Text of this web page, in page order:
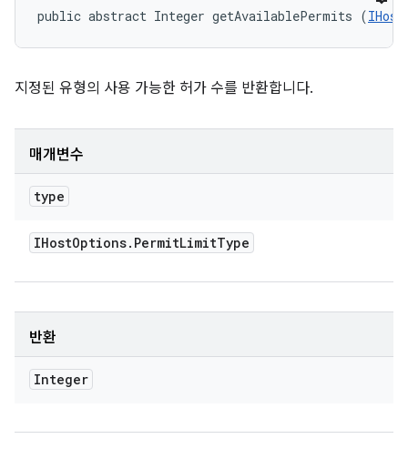
public abstract Integer getAvailablePermits (
지정된 유형의 사용 가능한 허가 수를 반환합니다.
매개변수
type
IHostOptions. PermitLimitType
반환
Integer